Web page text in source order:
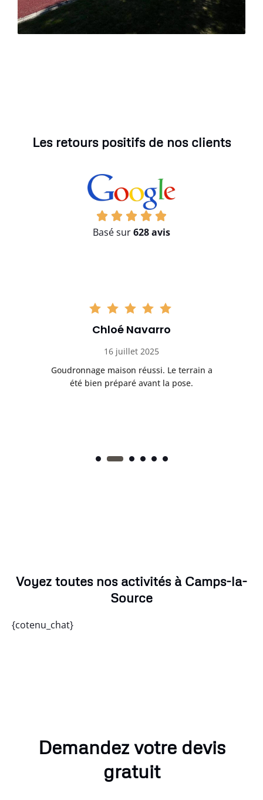
Les retours positifs de nos clients
Basé sur628 avis
Chloé Navarro
16 juillet 2025
Goudronnage maison réussi. Le terrain a
été bien préparé avant la pose.
Voyez toutes nos activités à Camps-la-
Source
{cotenu_chat}
Demandez votre devis
gratuit